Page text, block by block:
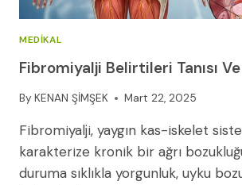
MEDIKAL
Fibromiyalji Belirtileri Tanısı
By KENAN ŞİMŞEK Mart 22, 2025
Fibromiyalji, yaygın kas-iskelet
karakterize kronik bir ağrı
duruma sıklıkla yorgunluk, uyku